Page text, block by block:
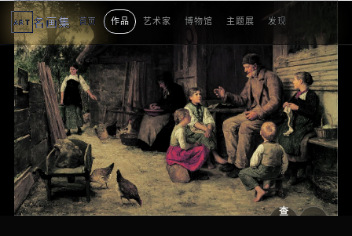
ART 名画集 首页 作品 艺术家 博物馆 主题展 发现
5
个
看
点
12345
查